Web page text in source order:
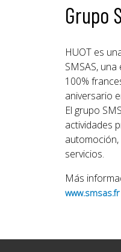
Grupo
HUOT es
SMSAS,
100%
aniversario
El grupo
actividades
servicios.
Más
www.smsas.fr